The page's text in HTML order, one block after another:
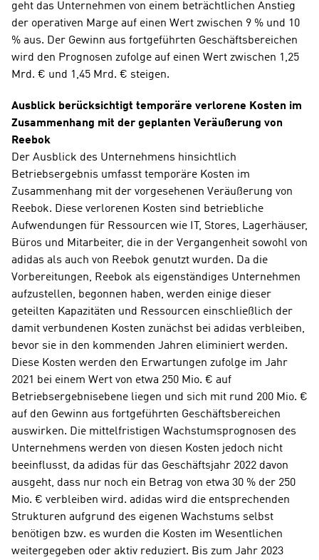
geht das Unternehmen von einem beträchtlichen Anstieg
der operativen Marge auf einen Wert zwischen 9 % und 10
% aus. Der Gewinn aus fortgeführten Geschäftsbereichen
wird den Prognosen zufolge auf einen Wert zwischen 1,25
Mrd. € und 1,45 Mrd. € steigen.
Ausblick berücksichtigt temporäre verlorene Kosten im
Zusammenhang mit der geplanten Veräußerung von
Reebok
Der Ausblick des Unternehmens hinsichtlich
Betriebsergebnis umfasst temporäre Kosten im
Zusammenhang mit der vorgesehenen Veräußerung von
Reebok. Diese verlorenen Kosten sind betriebliche
Aufwendungen für Ressourcen wie IT, Stores, Lagerhäuser,
Büros und Mitarbeiter, die in der Vergangenheit sowohl von
adidas als auch von Reebok genutzt wurden. Da die
Vorbereitungen, Reebok als eigenständiges Unternehmen
aufzustellen, begonnen haben, werden einige dieser
geteilten Kapazitäten und Ressourcen einschließlich der
damit verbundenen Kosten zunächst bei adidas verbleiben,
bevor sie in den kommenden Jahren eliminiert werden.
Diese Kosten werden den Erwartungen zufolge im Jahr
2021 bei einem Wert von etwa 250 Mio. € auf
Betriebsergebnisebene liegen und sich mit rund 200 Mio. €
auf den Gewinn aus fortgeführten Geschäftsbereichen
auswirken. Die mittelfristigen Wachstumsprognosen des
Unternehmens werden von diesen Kosten jedoch nicht
beeinflusst, da adidas für das Geschäftsjahr 2022 davon
ausgeht, dass nur noch ein Betrag von etwa 30 % der 250
Mio. € verbleiben wird. adidas wird die entsprechenden
Strukturen aufgrund des eigenen Wachstums selbst
benötigen bzw. es wurden die Kosten im Wesentlichen
weitergegeben oder aktiv reduziert. Bis zum Jahr 2023